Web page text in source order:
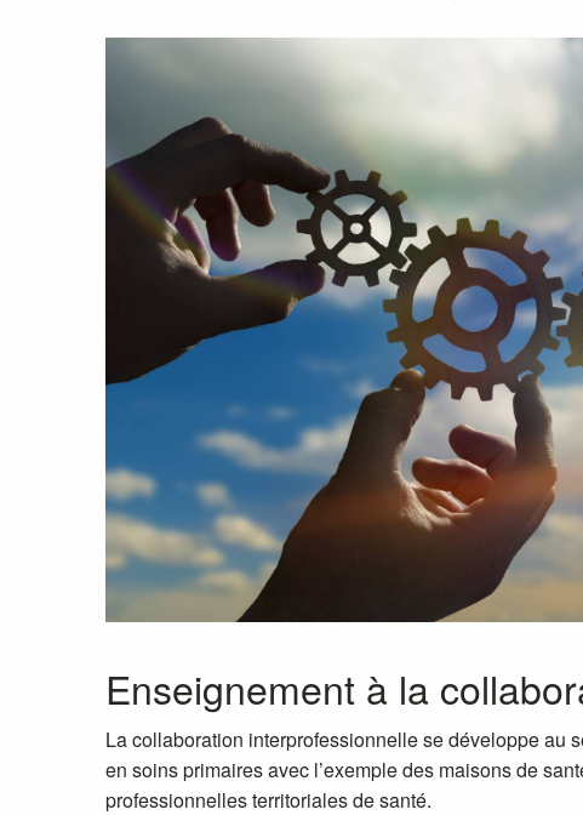
Enseignement à la
La collaboration interprofessionnelle se développe au
en soins primaires avec l’exemple des maisons de
professionnelles territoriales de santé.